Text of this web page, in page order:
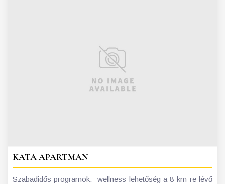
KATA APARTMAN
Szabadidős programok: wellness lehetőség a 8 km-re lévő